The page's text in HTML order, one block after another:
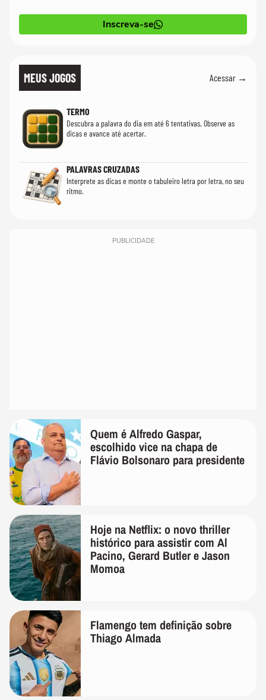
Inscreva-se
MEUS JOGOS Acessar →
TERMO
Descubra a palavra do dia em até 6 tentativas. Observe as
dicas e avance até acertar.
PALAVRAS CRUZADAS
Interprete as dicas e monte o tabuleiro letra por letra, no seu
ritmo.
PUBLICIDADE
Quem é Alfredo Gaspar,
escolhido vice na chapa de
Flávio Bolsonaro para presidente
Hoje na Netflix: o novo thriller
histórico para assistir com Al
Pacino, Gerard Butler e Jason
Momoa
Flamengo tem definição sobre
Thiago Almada